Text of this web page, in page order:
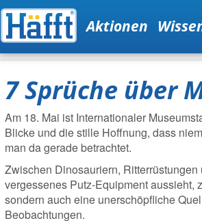
Aktionen
7 Sprüche über
Am 18. Mai ist Internationaler
Blicke und die stille Hoffnung, dass
man da gerade betrachtet.
Zwischen Dinosauriern,
vergessenes Putz-Equipment aussieht,
sondern auch eine unerschöpfliche
Beobachtungen.